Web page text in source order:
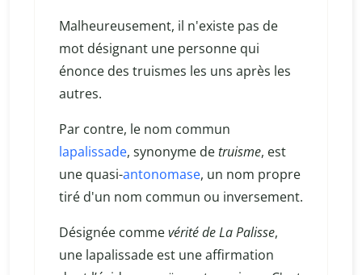
Malheureusement, il n'existe pas de
mot désignant une personne qui
énonce des truismes les uns après les
autres.
Par contre, le nom commun
lapalissade, synonyme detruisme, est
une quasi-antonomase, un nom propre
tiré d'un nom commun ou inversement.
Désignée commevérité de La Palisse,
une lapalissade est une affirmation